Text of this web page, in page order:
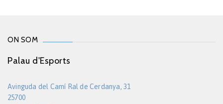
ON SOM
Palau d'Esports
Avinguda del Camí Ral de Cerdanya, 31
25700